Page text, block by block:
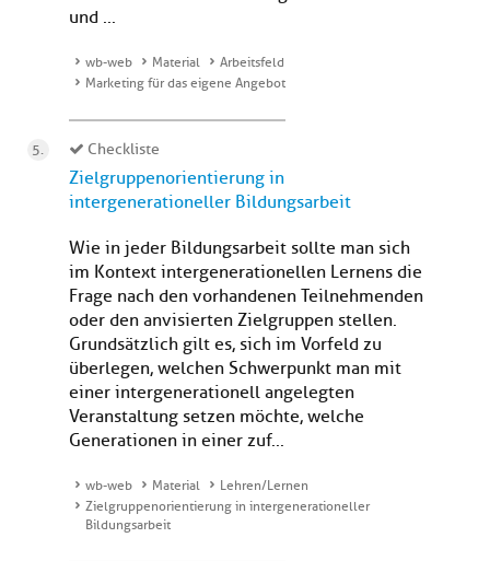
und ...
wb-web Material
Arbeitsfeld
Marketing für das eigene Angebot
Checkliste
Zielgruppenorientierung in
intergenerationeller Bildungsarbeit
Wie in jeder Bildungsarbeit sollte man sich
im Kontext intergenerationellen Lernens die
Frage nach den vorhandenen Teilnehmenden
oder den anvisierten Zielgruppen stellen.
Grundsätzlich gilt es, sich im Vorfeld zu
überlegen, welchen Schwerpunkt man mit
einer intergenerationell angelegten
Veranstaltung setzen möchte, welche
Generationen in einer zuf...
wb-web Material
Lehren/Lernen
Zielgruppenorientierung in intergenerationeller
Bildungsarbeit